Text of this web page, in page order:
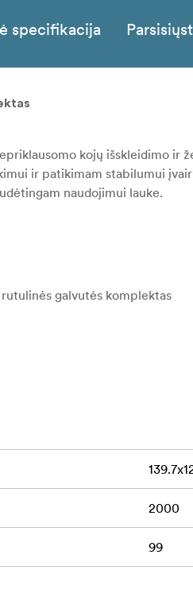
specifikacija
kojų išskleidimo ir
ir patikimam stabilumui
naudojimui lauke.
galvutės komplektas
su trimis fiksavimo padėtimis
platforma
colio priedų tvirtinimo lizdas
2000
99